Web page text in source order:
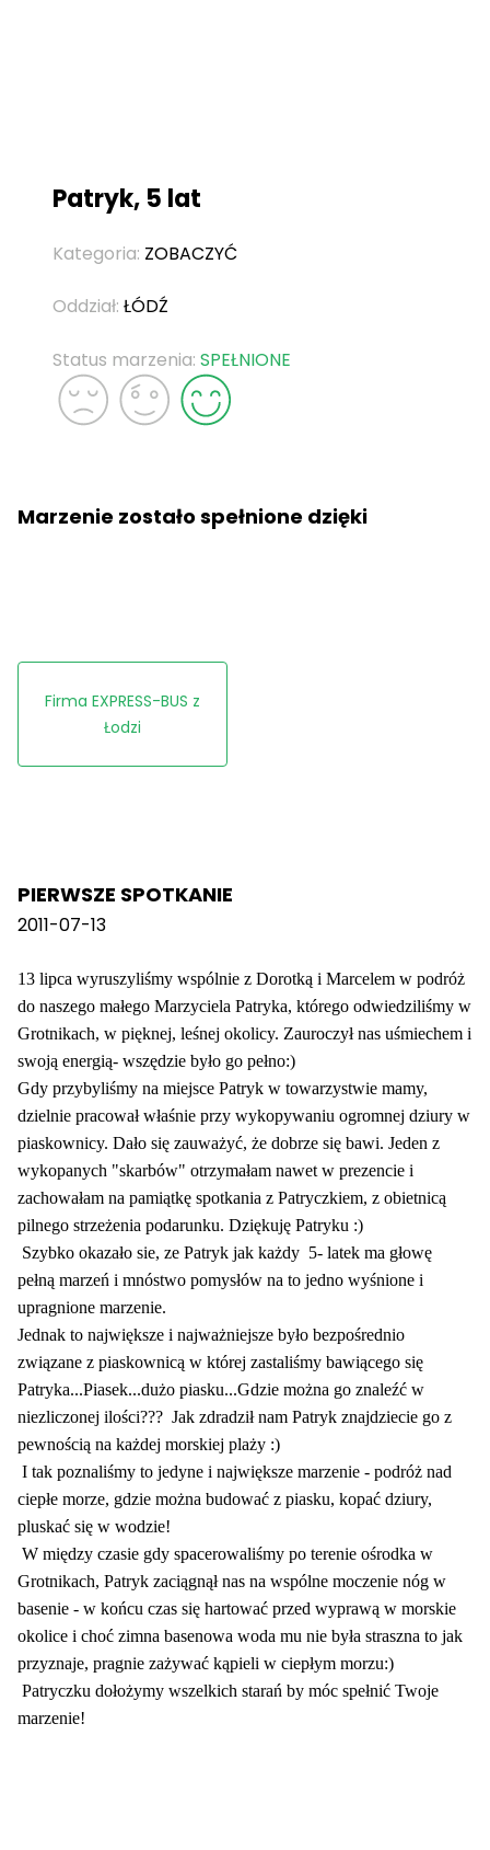
Patryk, 5 lat
Kategoria: ZOBACZYĆ
Oddział: ŁÓDŹ
Status marzenia: SPEŁNIONE
Marzenie zostało spełnione dzięki
Firma EXPRESS-BUS z
Łodzi
PIERWSZE SPOTKANIE
2011-07-13
13 lipca wyruszyliśmy wspólnie z Dorotką i Marcelem w podróż
do naszego małego Marzyciela Patryka, którego odwiedziliśmy w
Grotnikach, w pięknej, leśnej okolicy. Zauroczył nas uśmiechem i
swoją energią- wszędzie było go pełno:)
Gdy przybyliśmy na miejsce Patryk w towarzystwie mamy,
dzielnie pracował właśnie przy wykopywaniu ogromnej dziury w
piaskownicy. Dało się zauważyć, że dobrze się bawi. Jeden z
wykopanych "skarbów" otrzymałam nawet w prezencie i
zachowałam na pamiątkę spotkania z Patryczkiem, z obietnicą
pilnego strzeżenia podarunku. Dziękuję Patryku :)
Szybko okazało sie, ze Patryk jak każdy 5- latek ma głowę
pełną marzeń i mnóstwo pomysłów na to jedno wyśnione i
upragnione marzenie.
Jednak to największe i najważniejsze było bezpośrednio
związane z piaskownicą w której zastaliśmy bawiącego się
Patryka...Piasek...dużo piasku...Gdzie można go znaleźć w
niezliczonej ilości??? Jak zdradził nam Patryk znajdziecie go z
pewnością na każdej morskiej plaży :)
I tak poznaliśmy to jedyne i największe marzenie - podróż nad
ciepłe morze, gdzie można budować z piasku, kopać dziury,
pluskać się w wodzie!
W między czasie gdy spacerowaliśmy po terenie ośrodka w
Grotnikach, Patryk zaciągnął nas na wspólne moczenie nóg w
basenie - w końcu czas się hartować przed wyprawą w morskie
okolice i choć zimna basenowa woda mu nie była straszna to jak
przyznaje, pragnie zażywać kąpieli w ciepłym morzu:)
Patryczku dołożymy wszelkich starań by móc spełnić Twoje
marzenie!